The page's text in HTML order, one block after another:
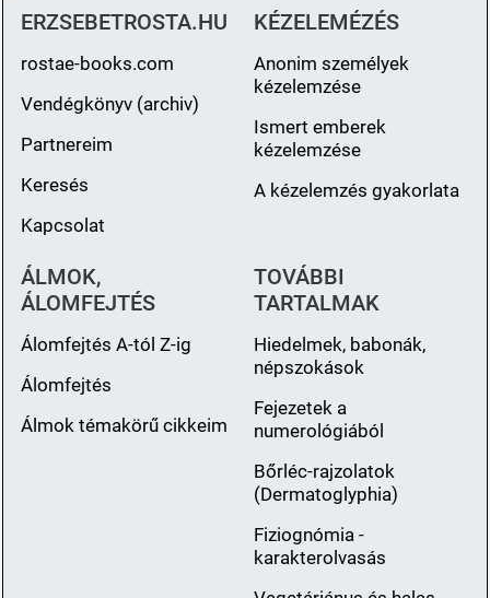
ERZSEBETROSTA.HU
rostae-books.com
Vendégkönyv (archiv)
Partnereim
Keresés
Kapcsolat
KÉZELEMÉZÉS
Anonim személyek
kézelemzése
Ismert emberek
kézelemzése
A kézelemzés gyakorlata
ÁLMOK,
ÁLOMFEJTÉS
Álomfejtés A-tól Z-ig
Álomfejtés
Álmok témakörű cikkeim
TOVÁBBI
TARTALMAK
Hiedelmek, babonák,
népszokások
Fejezetek a
numerológiából
Bőrléc-rajzolatok
(Dermatoglyphia)
Fiziognómia -
karakterolvasás